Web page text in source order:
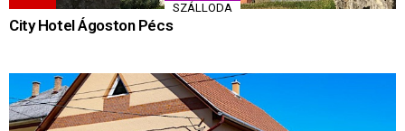
SZÁLLODA
City Hotel Ágoston Pécs